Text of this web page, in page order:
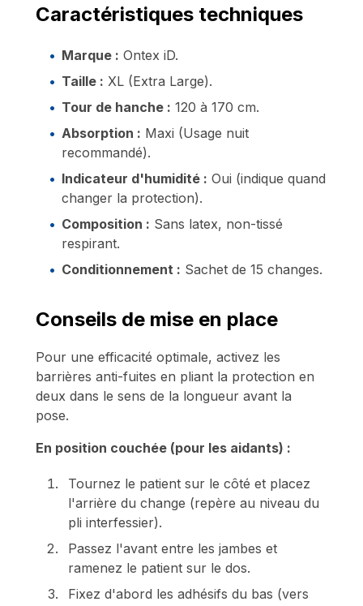
Caractéristiques techniques
Marque : Ontex iD.
Taille : XL (Extra Large).
Tour de hanche : 120 à 170 cm.
Absorption : Maxi (Usage nuit
recommandé).
Indicateur d'humidité : Oui (indique quand
changer la protection).
Composition : Sans latex, non-tissé
respirant.
Conditionnement : Sachet de 15 changes.
Conseils de mise en place
Pour une efficacité optimale, activez les
barrières anti-fuites en pliant la protection en
deux dans le sens de la longueur avant la
pose.
En position couchée (pour les aidants) :
Tournez le patient sur le côté et placez
l'arrière du change (repère au niveau du
pli interfessier).
Passez l'avant entre les jambes et
ramenez le patient sur le dos.
Fixez d'abord les adhésifs du bas (vers